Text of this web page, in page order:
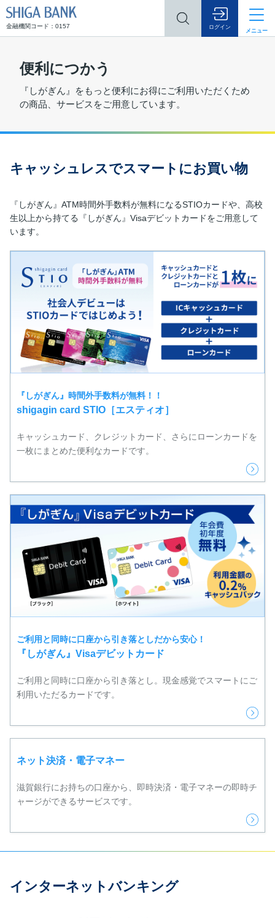
金融機関コード：0157 ログイン
メニュー
便利につかう
『しがぎん』をもっと便利にお得にご利用いただくため
の商品、サービスをご用意しています。
キャッシュレスでスマートにお買い物
『しがぎん』ATM時間外手数料が無料になるSTIOカードや、高校
生以上から持てる『しがぎん』Visaデビットカードをご用意して
います。
『しがぎん』時間外手数料が無料！！
shigagin card STIO［エスティオ］
キャッシュカード、クレジットカード、さらにローンカードを
一枚にまとめた便利なカードです。
ご利用と同時に口座から引き落としだから安心！
『しがぎん』Visaデビットカード
ご利用と同時に口座から引き落とし。現金感覚でスマートにご
利用いただるカードです。
ネット決済・電子マネー
滋賀銀行にお持ちの口座から、即時決済・電子マネーの即時チ
ャージができるサービスです。
インターネットバンキング